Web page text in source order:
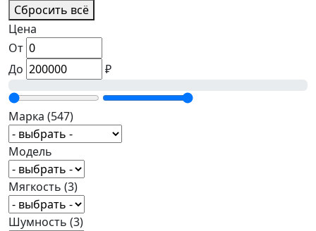
Сбросить всё
Цена
От
До
₽
Марка (547)
Модель
Мягкость (3)
Шумность (3)